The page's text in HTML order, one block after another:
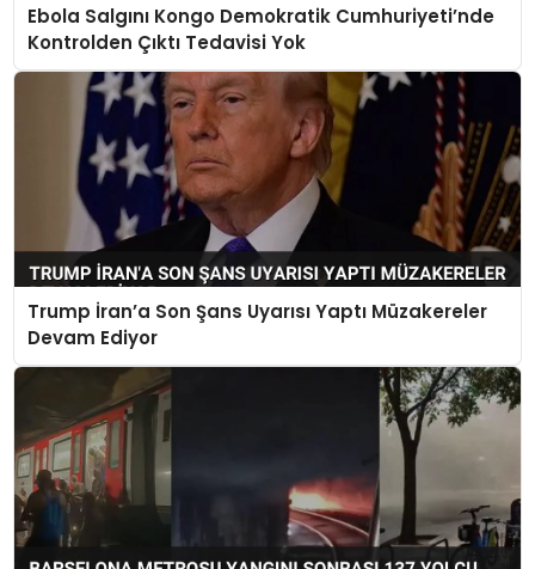
Ebola Salgını Kongo Demokratik Cumhuriyeti’nde
Kontrolden Çıktı Tedavisi Yok
Trump İran’a Son Şans Uyarısı Yaptı Müzakereler
Devam Ediyor